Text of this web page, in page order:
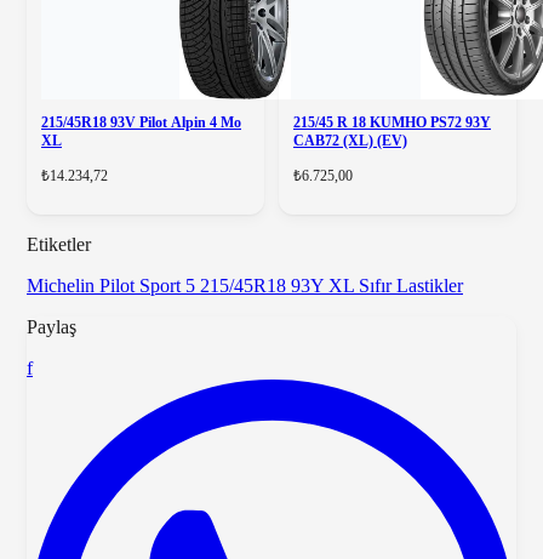
215/45R18 93V Pilot Alpin 4 Mo
XL
₺14.234,72
215/45 R 18 KUMHO PS72 93Y
CAB72 (XL) (EV)
₺6.725,00
Etiketler
Michelin Pilot Sport 5 215/45R18 93Y XL Sıfır Lastikler
Paylaş
f